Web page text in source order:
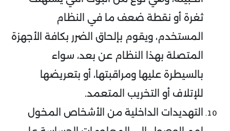
ثغرة أو نقطة ضعف ما في النظام
المستخدم، ويقوم بإلحاق الضرر بكافة الأجهزة
المتصلة بهذا النظام عن بعد، سواء
بالسيطرة عليها ومراقبتها، أو بتعريضها
للإتلاف أو التخريب المتعمد.
التهديدات الداخلية من الأشخاص المخول